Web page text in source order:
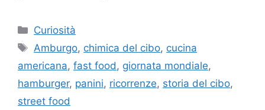
Categorie
Curiosità
Tag
Amburgo, chimica del cibo, cucina
americana, fast food , giornata mondiale,
hamburger, panini, ricorrenze, storia del cibo,
street food